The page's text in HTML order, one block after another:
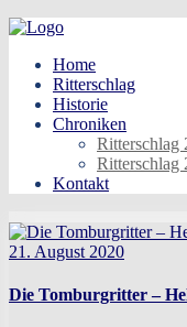
Skip
contentHome
Ritterschlag
Historie
Chroniken
Ritterschlag
Ritterschlag
Kontakt
21. August 2020
Die Tomburgritter –